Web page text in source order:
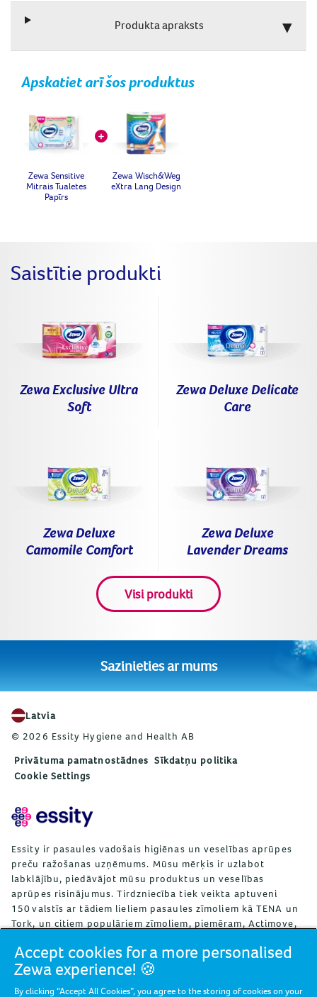
Produkta apraksts
Apskatiet arī šos produktus
Zewa Sensitive
Mitrais Tualetes
Papīrs
Zewa Wisch&Weg
eXtra Lang Design
Saistītie produkti
Zewa Exclusive Ultra
Soft
Zewa Deluxe Delicate
Care
Zewa Deluxe
Camomile Comfort
Zewa Deluxe
Lavender Dreams
Visi produkti
Sazinieties ar mums
Latvia
© 2026 Essity Hygiene and Health AB
Privātuma pamatnostādnes Sīkdatņu politika
Cookie Settings
Essity ir pasaules vadošais higiēnas un veselības aprūpes
preču ražošanas uzņēmums. Mūsu mērķis ir uzlabot
labklājību, piedāvājot mūsu produktus un veselības
aprūpes risinājumus. Tirdzniecība tiek veikta aptuveni
150 valstīs ar tādiem lieliem pasaules zīmoliem kā TENA un
Tork, un citiem populāriem zīmoliem, piemēram, Actimove,
Modibodi, Nosotras, Saba, Tempo, TOM Organic un Zewa.
Uzņēmumā Essity ir aptuveni 36 000 darbinieku. Neto
pārdošanas apjoms 2024. gadā sasniedza 146 miljardus SEK
Accept cookies for a more personalised
Zewa experience! 🍪
By clicking “Accept All Cookies”, you agree to the storing of cookies on your